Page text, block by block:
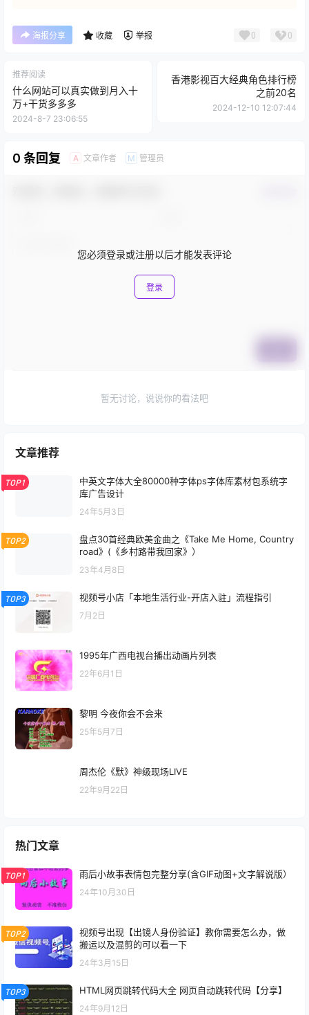
海报分享 收藏 举报 0 0
推荐阅读
什么网站可以真实做到月入十
万+干货多多多
2024-8-7 23:06:55
香港影视百大经典角色排行榜
之前20名
2024-12-10 12:07:44
0 条回复 A 文章作者 M 管理员
您必须登录或注册以后才能发表评论
登录
暂无讨论，说说你的看法吧
文章推荐
TOP1
中英文字体大全80000种字体ps字体库素材包系统字
库广告设计
24年5月3日
TOP2
盘点30首经典欧美金曲之《Take Me Home, Country
road》(《乡村路带我回家》）
23年4月8日
TOP3 视频号小店「本地生活行业-开店入驻」流程指引
7月2日
1995年广西电视台播出动画片列表
22年6月1日
黎明 今夜你会不会来
25年5月7日
周杰伦《默》神级现场LIVE
22年9月22日
热门文章
TOP1 雨后小故事表情包完整分享(含GIF动图+文字解说版）
24年10月30日
TOP2
视频号出现【出镜人身份验证】教你需要怎么办，做
搬运以及混剪的可以看一下
24年3月15日
TOP3 HTML网页跳转代码大全 网页自动跳转代码【分享】
24年9月12日